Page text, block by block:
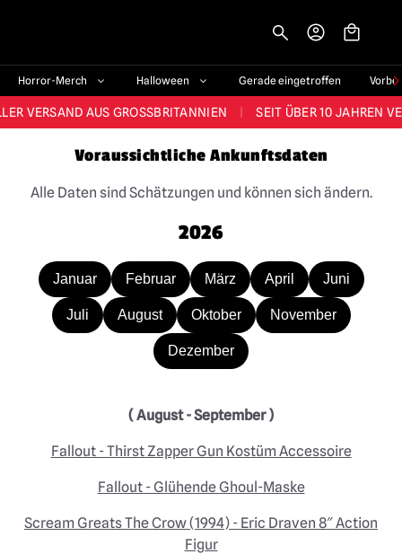
Horror-Merch Halloween Gerade eingetroffen
SORTIMENT IM VEREINIGTEN KÖNIGREICH | ÜBER 60.000
VERSAND AUS GROSSBRITANNIEN SEIT ÜBER 10 JAHREN
Voraussichtliche Ankunftsdaten
Alle Daten sind Schätzungen und können sich ändern.
2026
Januar Februar März April Juni
Juli August Oktober November
Dezember
( August - September )
Fallout - Thirst Zapper Gun Kostüm Accessoire
Fallout - Glühende Ghoul-Maske
Scream Greats The Crow (1994) - Eric Draven 8″ Action
Figur